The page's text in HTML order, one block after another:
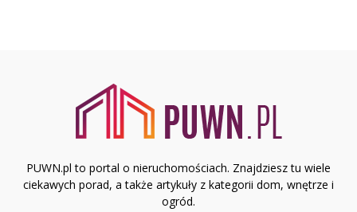
PUWN.pl to portal o nieruchomościach. Znajdziesz tu wiele
ciekawych porad, a także artykuły z kategorii dom, wnętrze i
ogród.